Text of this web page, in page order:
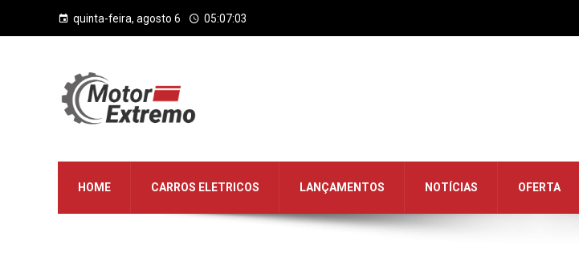
quinta-feira, agosto 6 05:07:03
HOME CARROS ELETRICOS LANÇAMENTOS NOTÍCIAS OFERTA